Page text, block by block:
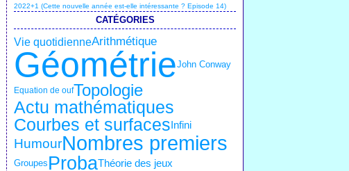
2022+1 (Cette nouvelle année est-elle intéressante ? Episode 14)
CATÉGORIES
Vie quotidienneArithmétique
GéométrieJohn Conway
Equation de oufTopologie
Actu mathématiques
Courbes et surfacesInfini
HumourNombres premiers
Groupes ProbaThéorie des jeux